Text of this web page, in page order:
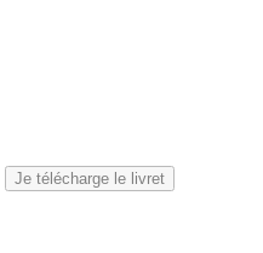
Je télécharge le livret